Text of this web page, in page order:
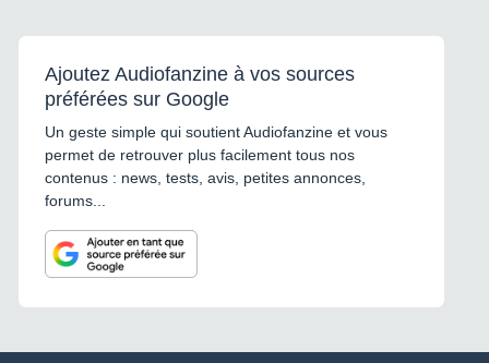
Ajoutez Audiofanzine à vos sources
préférées sur Google
Un geste simple qui soutient Audiofanzine et vous
permet de retrouver plus facilement tous nos
contenus : news, tests, avis, petites annonces,
forums...